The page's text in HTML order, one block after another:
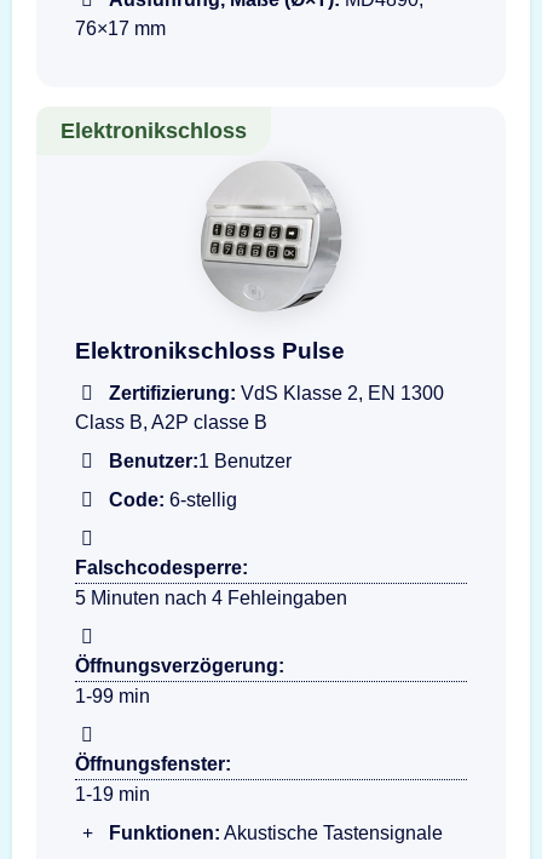
76×17 mm
Elektronikschloss
Darstellung der Eingabeeinheit T6530-GR
Elektronikschloss Pulse
Zertifizierung: VdS Klasse 2, EN 1300
Class B, A2P classe B
Benutzer:1 Benutzer
Code: 6-stellig
Falschcodesperre:
5 Minuten nach 4 Fehleingaben
Öffnungsverzögerung:
1-99 min
Öffnungsfenster:
1-19 min
Funktionen: Akustische Tastensignale